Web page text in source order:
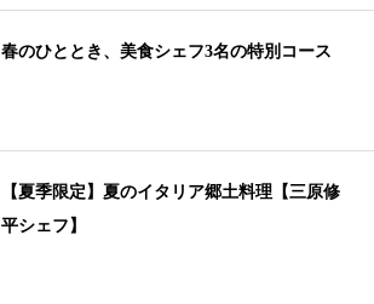
春のひととき、美食シェフ3名の特別コース
【夏季限定】夏のイタリア郷土料理【三原修
平シェフ】